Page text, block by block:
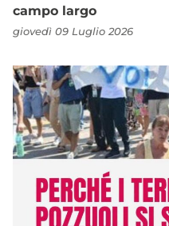
campo largo
giovedì 09 Luglio 2026